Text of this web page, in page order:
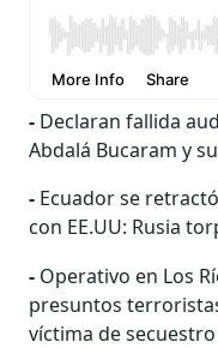
- Declaran fallida
Abdalá Bucaram y
- Ecuador se
con EE.UU: Rusia
- Operativo en Los
presuntos
víctima de